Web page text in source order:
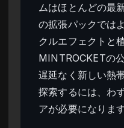
ムはほとんどの最
の拡張パックでは
クルエフェクトと
MINTROCKETの
遅延なく新しい熱
探索するには、わ
アが必要になります